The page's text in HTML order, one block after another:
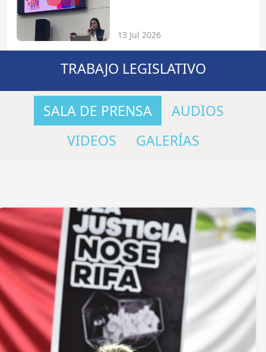
13 Jul 2026
TRABAJO LEGISLATIVO
SALA DE PRENSA
AUDIOS
VIDEOS
GALERÍAS